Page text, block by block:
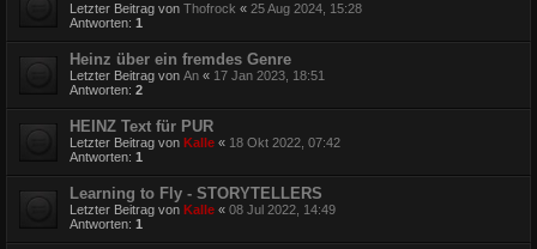
Letzter Beitrag von Thofrock « 25 Aug 2024, 15:28
Antworten: 1
Heinz über ein fremdes Genre
Letzter Beitrag von An « 17 Jan 2023, 18:51
Antworten: 2
HEINZ Text für PUR
Letzter Beitrag von Kalle « 18 Okt 2022, 07:42
Antworten: 1
Learning to Fly - STORYTELLERS
Letzter Beitrag von Kalle « 08 Jul 2022, 14:49
Antworten: 1